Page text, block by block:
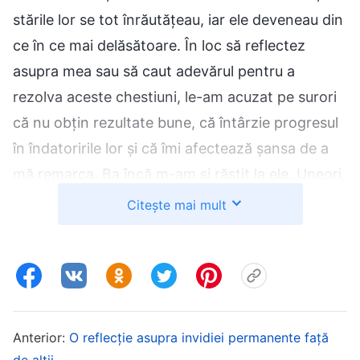
stările lor se tot înrăutățeau, iar ele deveneau din
ce în ce mai delăsătoare. În loc să reflectez
asupra mea sau să caut adevărul pentru a
rezolva aceste chestiuni, le-am acuzat pe surori
că nu obțin rezultate bune, că întârzie progresul
în îndatoririle lor și că îmi afectează șansa de a
mă remarca. Ba încă m-am și răstit la ele. Uneori,
îmi dădeam seama că starea mea era greșită și
simțeam că, dacă nu muncesc din greu ca să
va crede că sunt o lideră de echipă
incompetentă; în acest caz, nu doar că nu aș fi
Citește mai mult
Anterior: O reflecție asupra invidiei permanente față